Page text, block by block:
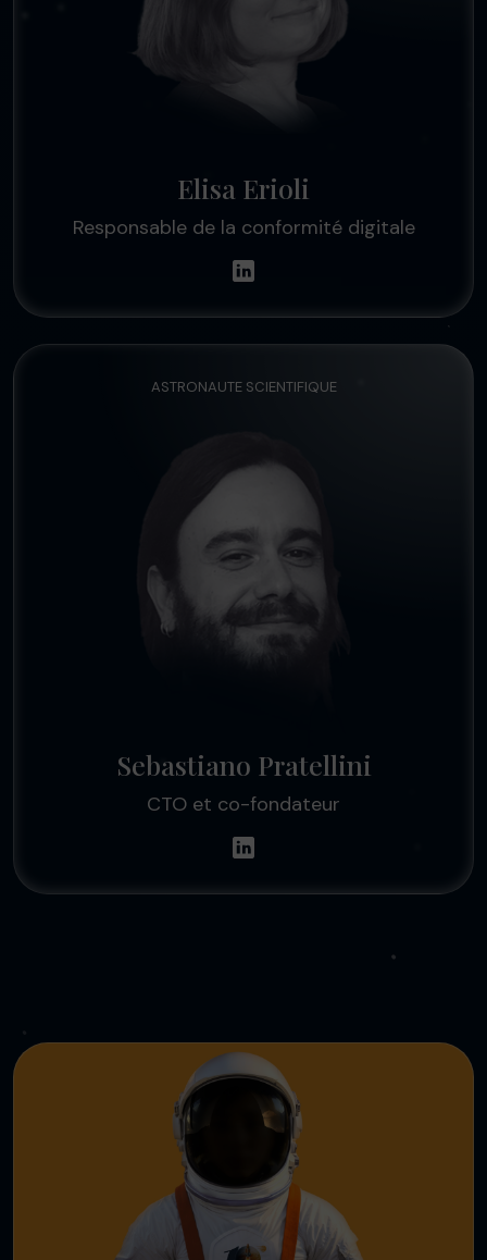
Elisa Erioli
Responsable de la conformité digitale
ASTRONAUTE SCIENTIFIQUE
Sebastiano Pratellini
CTO et co-fondateur